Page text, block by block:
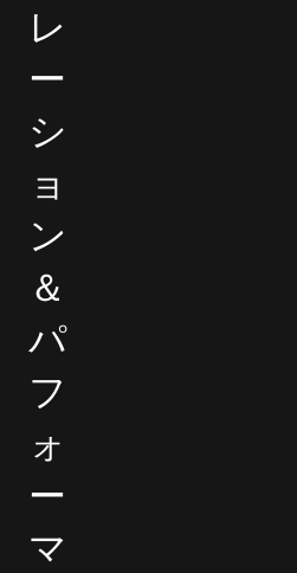
レ
ー
シ
ョ
ン
＆
パ
フ
ォ
ー
マ